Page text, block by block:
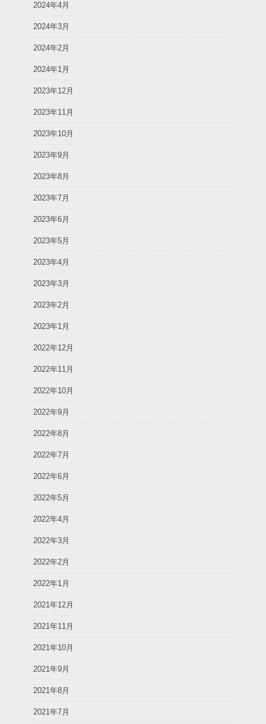
2024年4月
2024年3月
2024年2月
2024年1月
2023年12月
2023年11月
2023年10月
2023年9月
2023年8月
2023年7月
2023年6月
2023年5月
2023年4月
2023年3月
2023年2月
2023年1月
2022年12月
2022年11月
2022年10月
2022年9月
2022年8月
2022年7月
2022年6月
2022年5月
2022年4月
2022年3月
2022年2月
2022年1月
2021年12月
2021年11月
2021年10月
2021年9月
2021年8月
2021年7月